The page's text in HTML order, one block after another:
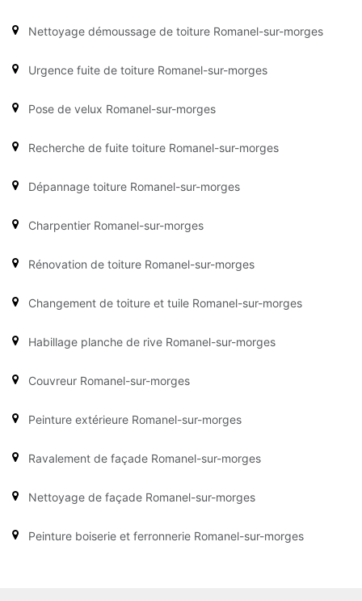
Nettoyage démoussage de toiture Romanel-sur-morges
Urgence fuite de toiture Romanel-sur-morges
Pose de velux Romanel-sur-morges
Recherche de fuite toiture Romanel-sur-morges
Dépannage toiture Romanel-sur-morges
Charpentier Romanel-sur-morges
Rénovation de toiture Romanel-sur-morges
Changement de toiture et tuile Romanel-sur-morges
Habillage planche de rive Romanel-sur-morges
Couvreur Romanel-sur-morges
Peinture extérieure Romanel-sur-morges
Ravalement de façade Romanel-sur-morges
Nettoyage de façade Romanel-sur-morges
Peinture boiserie et ferronnerie Romanel-sur-morges